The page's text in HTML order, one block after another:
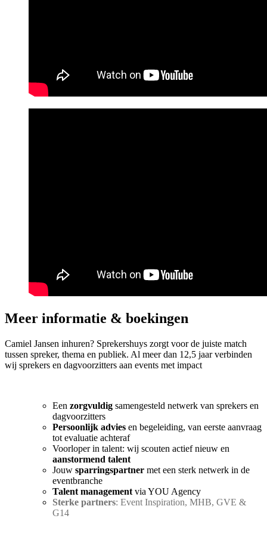
Meer informatie & boekingen
Camiel Jansen inhuren? Sprekershuys zorgt voor de juiste match
tussen spreker, thema en publiek. Al meer dan 12,5 jaar verbinden
wij sprekers en dagvoorzitters aan events met impact
Een zorgvuldig samengesteld netwerk van sprekers en
dagvoorzitters
Persoonlijk advies en begeleiding, van eerste aanvraag
tot evaluatie achteraf
Voorloper in talent: wij scouten actief nieuw en
aanstormend talent
Jouw sparringspartner met een sterk netwerk in de
eventbranche
Talent management via YOU Agency
Sterke partners: Event Inspiration, MHB, GVE &
G14